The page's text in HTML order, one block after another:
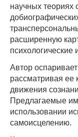
научных теориях
расширенную
психологические
Автор
рассматривая ее
движения
Предлагаемые
использовании
самоисцелению.